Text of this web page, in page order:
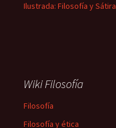
Ilustrada: Filosofía y Sátira
Wiki Filosofía
Filosofía
Filosofía y ética